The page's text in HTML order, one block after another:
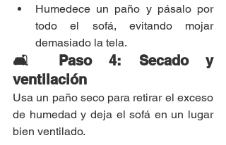
Humedece un paño y pásalo por
todo el sofá, evitando mojar
demasiado la tela.
🛋 Paso 4: Secado y
ventilación
Usa un paño seco para retirar el exceso
de humedad y deja el sofá en un lugar
bien ventilado.